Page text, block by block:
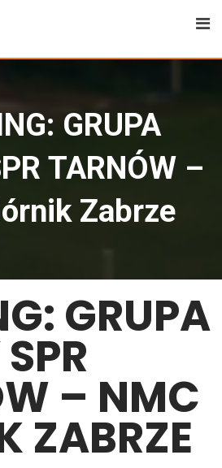
GRUPA
TARNÓW –
Zabrze
GRUPA
– NMC
ZABRZE